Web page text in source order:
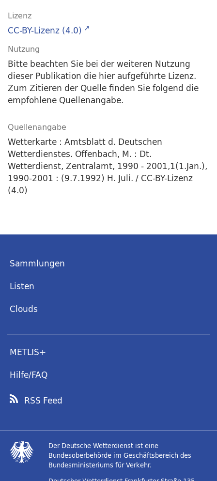
Lizenz
CC-BY-Lizenz (4.0)
Nutzung
Bitte beachten Sie bei der weiteren Nutzung
dieser Publikation die hier aufgeführte Lizenz.
Zum Zitieren der Quelle finden Sie folgend die
empfohlene Quellenangabe.
Quellenangabe
Wetterkarte : Amtsblatt d. Deutschen
Wetterdienstes. Offenbach, M. : Dt.
Wetterdienst, Zentralamt, 1990 - 2001,1(1.Jan.),
1990-2001 : (9.7.1992) H. Juli. / CC-BY-Lizenz
(4.0)
Sammlungen
Listen
Clouds
METLIS+
Hilfe/FAQ
RSS Feed
Der Deutsche Wetterdienst ist eine
Bundesoberbehörde im Geschäftsbereich des
Bundesministeriums für Verkehr.